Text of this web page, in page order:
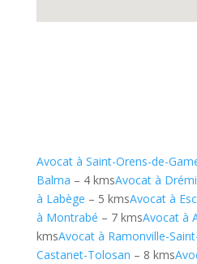
Avocat à Saint-Orens-de-
Balma – 4 kmsAvocat à
à Labège – 5 kmsAvocat à
à Montrabé – 7 kmsAvocat à
kmsAvocat à Ramonville-
Castanet-Tolosan – 8 kms